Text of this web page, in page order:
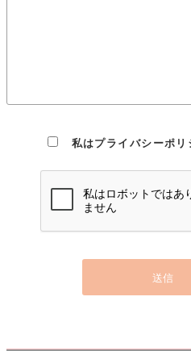
私はプライバシーポリ